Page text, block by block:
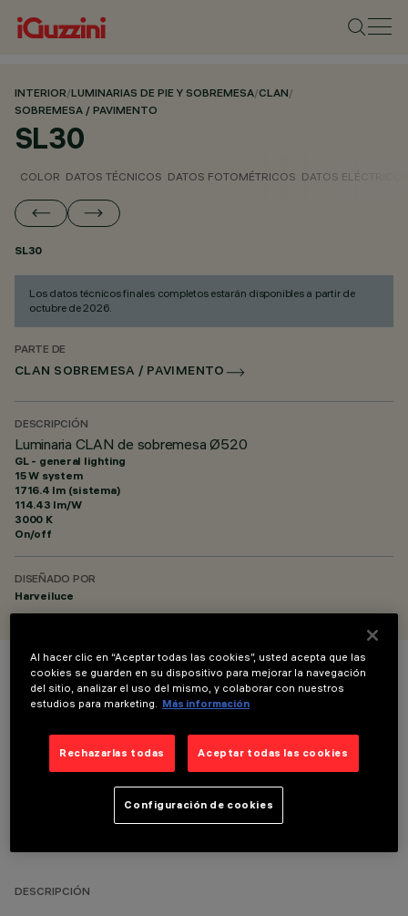
INTERIOR/LUMINARIAS DE PIE Y SOBREMESA/CLAN/
SOBREMESA / PAVIMENTO
SL30
COLOR DATOS TÉCNICOS DATOS FOTOMÉTRICOS DATOS
SL30
Los datos técnicos finales completos estarán disponibles a partir de
octubre de 2026.
PARTE DE
CLAN SOBREMESA / PAVIMENTO
DESCRIPCIÓN
Luminaria CLAN de sobremesa Ø520
GL - general lighting
15 W system
1716.4 lm (sistema)
114.43 lm/W
3000 K
On/off
DISEÑADO POR
Harveiluce
COLOR
DATOS TÉCNICOS
DESCRIPCIÓN
Al hacer clic en “Aceptar todas las cookies”, usted acepta que las
cookies se guarden en su dispositivo para mejorar la navegación
del sitio, analizar el uso del mismo, y colaborar con nuestros
estudios para marketing.
Más información
Rechazarlas todas Aceptar todas las cookies
Configuración de cookies